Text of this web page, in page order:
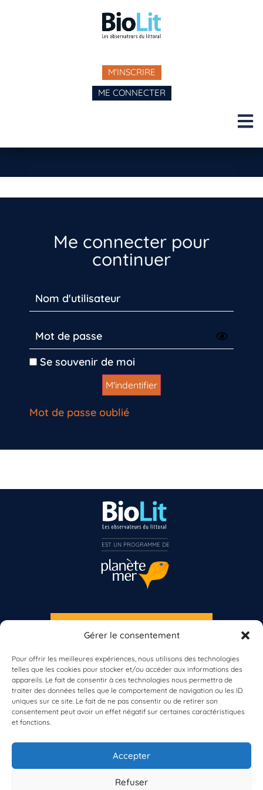
Gérer le consentement
Pour offrir les meilleures expériences, nous utilisons des technologies
telles que les cookies pour stocker et/ou accéder aux informations des
appareils. Le fait de consentir à ces technologies nous permettra de
traiter des données telles que le comportement de navigation ou les ID
uniques sur ce site. Le fait de ne pas consentir ou de retirer son
consentement peut avoir un effet négatif sur certaines caractéristiques
et fonctions.
Accepter
Refuser
M'INSCRIRE
ME CONNECTER
Me connecter pour
continuer
Se souvenir de moi
Mot de passe oublié
À propos de BioLit
Vos données d'observation
Ressources
Résultats du programme
S'INSCRIRE À LA NEWSLETTER
Vous n’êtes pas encore inscrit à Biolit ?
Inscrivez-vous dès maintenant